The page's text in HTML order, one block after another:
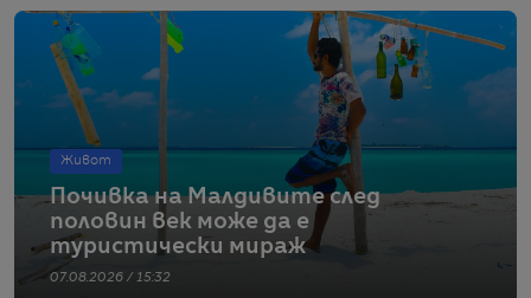
Живот
Почивка на Малдивите след
половин век може да е
туристически мираж
07.08.2026 / 15:32